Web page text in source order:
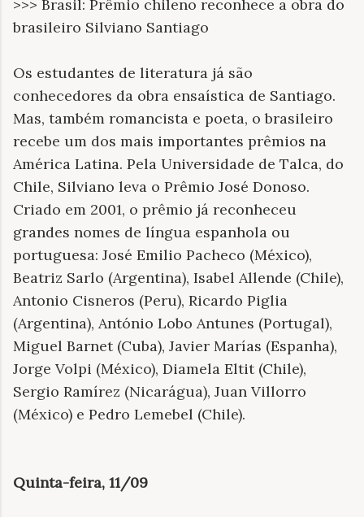
>>> Brasil: Prêmio chileno reconhece a obra do
brasileiro Silviano Santiago
Os estudantes de literatura já são
conhecedores da obra ensaística de Santiago.
Mas, também romancista e poeta, o brasileiro
recebe um dos mais importantes prêmios na
América Latina. Pela Universidade de Talca, do
Chile, Silviano leva o Prêmio José Donoso.
Criado em 2001, o prêmio já reconheceu
grandes nomes de língua espanhola ou
portuguesa: José Emilio Pacheco (México),
Beatriz Sarlo (Argentina), Isabel Allende (Chile),
Antonio Cisneros (Peru), Ricardo Piglia
(Argentina), António Lobo Antunes (Portugal),
Miguel Barnet (Cuba), Javier Marías (Espanha),
Jorge Volpi (México), Diamela Eltit (Chile),
Sergio Ramírez (Nicarágua), Juan Villorro
(México) e Pedro Lemebel (Chile).
Quinta-feira, 11/09